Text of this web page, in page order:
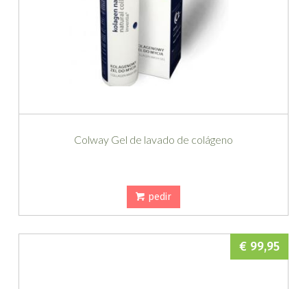
Colway Gel de lavado de colágeno
pedir
€ 99,95